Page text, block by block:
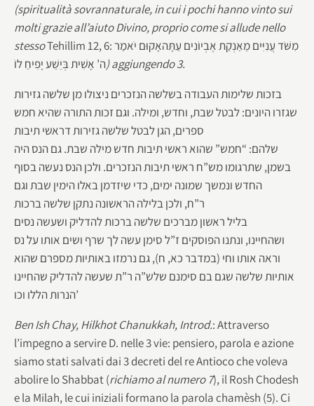
(spiritualità sovrannaturale,in cui i pochi hanno vinto sui
molti grazie all’aiuto Divino, proprio come si allude nello
stessoTehillim 12, 6: מִשֹּׁד עֲנִיִּים מֵאַנְקַת אֶבְיוֹנִים עַתָּהאָקוּם יֹאמַר
ה’ אָשִׁית בְּיֵשַׁע יָפִיחַ לוֹ) aggiungendo 3.
בזכות שלימות העבודה בשלשה הנזכרים ניצולו מן שלשה גזירות
שגזרו היונים: לבטל שבת, וחדש, ומילה. וגם זכות התורה שהיא חמש
ספרים, הגן לבטל שלשה גזירות דראשי תיבות
שלהם: “חמש” שהוא ראשי תיבות חדש מילה שבת. גם הנס היה
בשמן, שתרגומו מש”ח ראשי תיבות הנזכרים. ולכן הנס נעשה בסוף
החדש ונמשך שמונה ימים, כדי שיזדמן באלו הימין שבת וגם
ר”ח, ולכן בלילה הראשונה נתקן שלשה ברכות
בליל ראשון מברכים שלשה ברכות להדליק ושעשה נסים
ושהחיינו, ונתנו הפוסקים ז”ל סימן עשה לך שרף ושים אותו על נס
וראה אותו וחי (במדבר כא, ח), גם נרמזו באותיות מספרם שהוא
אותיות שלשה שגם בם סימנם שלש”ה ר”ת שעשה להדליק שהחיינו
הנרות הללו וכו’
Ben Ish Chay, Hilkhot Chanukkah, Introd.: Attraverso
l’impegno a servire D. nelle 3 vie: pensiero, parola e azione
siamo stati salvati dai 3 decreti del re Antioco che voleva
abolire lo Shabbat (richiamo al numero 7), il Rosh Chodesh
e la Milah, le cui iniziali formano la parola chamèsh (5). Ci